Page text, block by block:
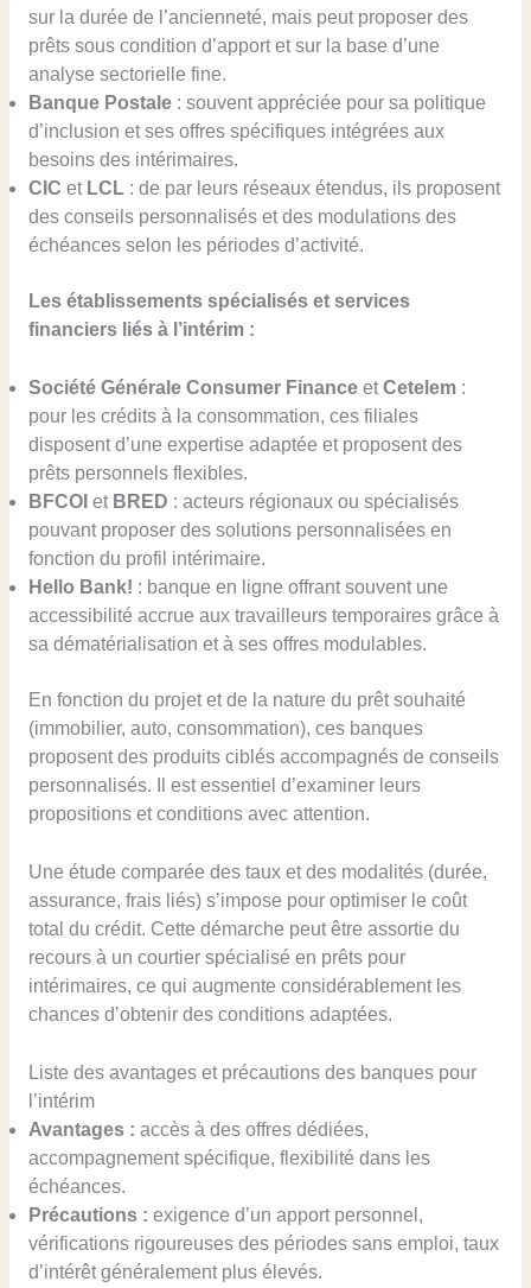
sur la durée de l’ancienneté, mais peut proposer des
prêts sous condition d’apport et sur la base d’une
analyse sectorielle fine.
Banque Postale: souvent appréciée pour sa politique
d’inclusion et ses offres spécifiques intégrées aux
besoins des intérimaires.
CIC et LCL: de par leurs réseaux étendus, ils proposent
des conseils personnalisés et des modulations des
échéances selon les périodes d’activité.
Les établissements spécialisés et services
financiers liés à l’intérim :
Société Générale Consumer FinanceetCetelem:
pour les crédits à la consommation, ces filiales
disposent d’une expertise adaptée et proposent des
prêts personnels flexibles.
BFCOI et BRED : acteurs régionaux ou spécialisés
pouvant proposer des solutions personnalisées en
fonction du profil intérimaire.
Hello Bank! : banque en ligne offrant souvent une
accessibilité accrue aux travailleurs temporaires grâce à
sa dématérialisation et à ses offres modulables.
En fonction du projet et de la nature du prêt souhaité
(immobilier, auto, consommation), ces banques
proposent des produits ciblés accompagnés de conseils
personnalisés. Il est essentiel d’examiner leurs
propositions et conditions avec attention.
Une étude comparée des taux et des modalités (durée,
assurance, frais liés) s’impose pour optimiser le coût
total du crédit. Cette démarche peut être assortie du
recours à un courtier spécialisé en prêts pour
intérimaires, ce qui augmente considérablement les
chances d’obtenir des conditions adaptées.
Liste des avantages et précautions des banques pour
l’intérim
Avantages : accès à des offres dédiées,
accompagnement spécifique, flexibilité dans les
échéances.
Précautions : exigence d’un apport personnel,
vérifications rigoureuses des périodes sans emploi, taux
d’intérêt généralement plus élevés.